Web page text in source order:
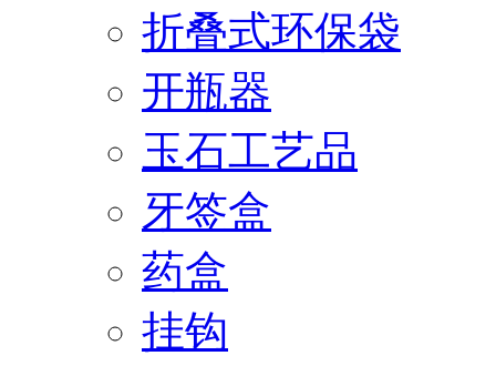
折叠式环保袋
开瓶器
玉石工艺品
牙签盒
药盒
挂钩